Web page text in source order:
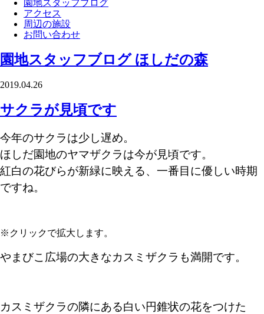
園地スタッフブログ
アクセス
周辺の施設
お問い合わせ
園地スタッフブログ ほしだの森
2019.04.26
サクラが見頃です
今年のサクラは少し遅め。
ほしだ園地のヤマザクラは今が見頃です。
紅白の花びらが新緑に映える、一番目に優しい時期
ですね。
※クリックで拡大します。
やまびこ広場の大きなカスミザクラも満開です。
カスミザクラの隣にある白い円錐状の花をつけた